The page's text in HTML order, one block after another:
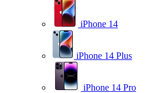
iPhone 14
iPhone 14 Plus
iPhone 14 Pro